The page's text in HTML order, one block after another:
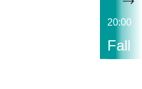
20:00
Fall